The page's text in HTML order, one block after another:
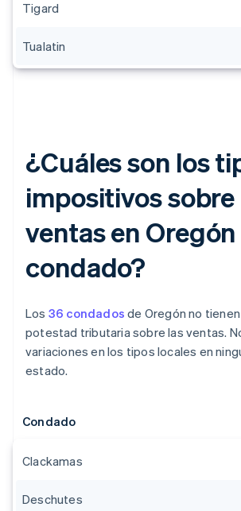
Tigard
Tualatin
¿Cuáles son los
impositivos sobre
ventas en
condado?
Los 36 condados de Oregón no
potestad tributaria sobre las ventas.
variaciones en los tipos locales en
estado.
Condado
Clackamas
Deschutes